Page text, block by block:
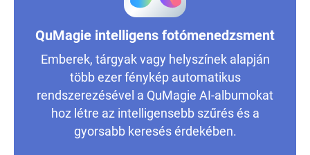
QuMagie intelligens fotómenedzsment
Emberek, tárgyak vagy helyszínek alapján
több ezer fénykép automatikus
rendszerezésével a QuMagie AI-albumokat
hoz létre az intelligensebb szűrés és a
gyorsabb keresés érdekében.